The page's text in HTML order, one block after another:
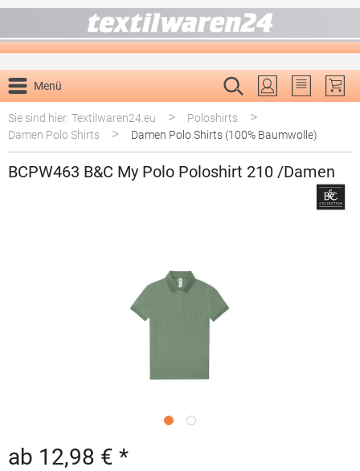
Menü
Du hast 0
Sie sind hier: Textilwaren24.eu
> Poloshirts >
Damen Polo Shirts > Damen Polo Shirts (100% Baumwolle)
BCPW463 B&C My Polo Poloshirt 210 /Damen
ab 12,98 € *